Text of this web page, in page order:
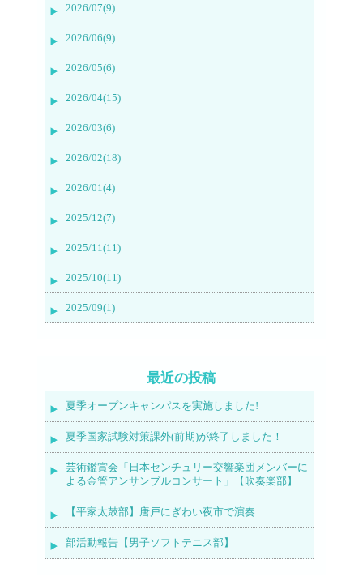
2026/07(9)
2026/06(9)
2026/05(6)
2026/04(15)
2026/03(6)
2026/02(18)
2026/01(4)
2025/12(7)
2025/11(11)
2025/10(11)
2025/09(1)
最近の投稿
夏季オープンキャンパスを実施しました!
夏季国家試験対策課外(前期)が終了しました！
芸術鑑賞会「日本センチュリー交響楽団メンバーに
よる金管アンサンブルコンサート」【吹奏楽部】
【平家太鼓部】唐戸にぎわい夜市で演奏
部活動報告【男子ソフトテニス部】